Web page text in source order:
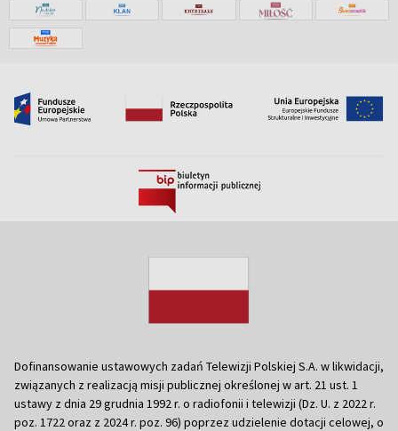
Dofinansowanie ustawowych zadań Telewizji Polskiej S.A. w likwidacji,
związanych z realizacją misji publicznej określonej w art. 21 ust. 1
ustawy z dnia 29 grudnia 1992 r. o radiofonii i telewizji (Dz. U. z 2022 r.
poz. 1722 oraz z 2024 r. poz. 96) poprzez udzielenie dotacji celowej, o